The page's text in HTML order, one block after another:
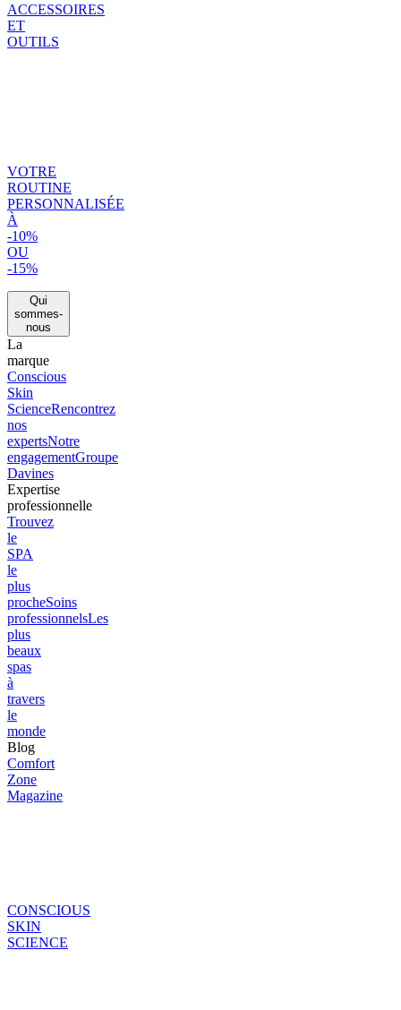
ACCESSOIRES
ET
OUTILS
VOTRE
ROUTINE
PERSONNALISÉE
À
-10%
OU
-15%
Qui
sommes-
nous
La
marque
Conscious
Skin
ScienceRencontrez
nos
expertsNotre
engagementGroupe
Davines
Expertise
professionnelle
Trouvez
le
SPA
le
plus
procheSoins
professionnelsLes
plus
beaux
spas
à
travers
le
monde
Blog
Comfort
Zone
Magazine
CONSCIOUS
SKIN
SCIENCE